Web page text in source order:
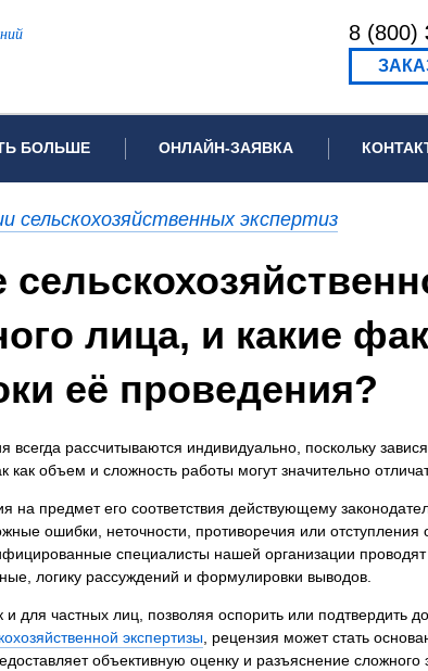
8 (800)
экспертиза
техническая экспертиза
экспертиза
экспертиза
экспертиза
экспертиза
БОЛЬШЕ
выполненных экспертиз
вопросы
ОНЛАЙН-ЗАЯВКА
Заявка на информационное письмо
Заявка на проведение рецензии
сельскохозяйственных экспертиз
лица, и какие
её проведения?
всегда рассчитываются индивидуально, поскольку
объем и сложность работы могут значительно
на предмет его соответствия действующему
ошибки, неточности, противоречия или отступления
специалисты нашей организации проводят
логику рассуждений и формулировки выводов.
частных лиц, позволяя оспорить или подтвердить
экспертизы , рецензия может стать
объективную оценку и разъяснение сложного